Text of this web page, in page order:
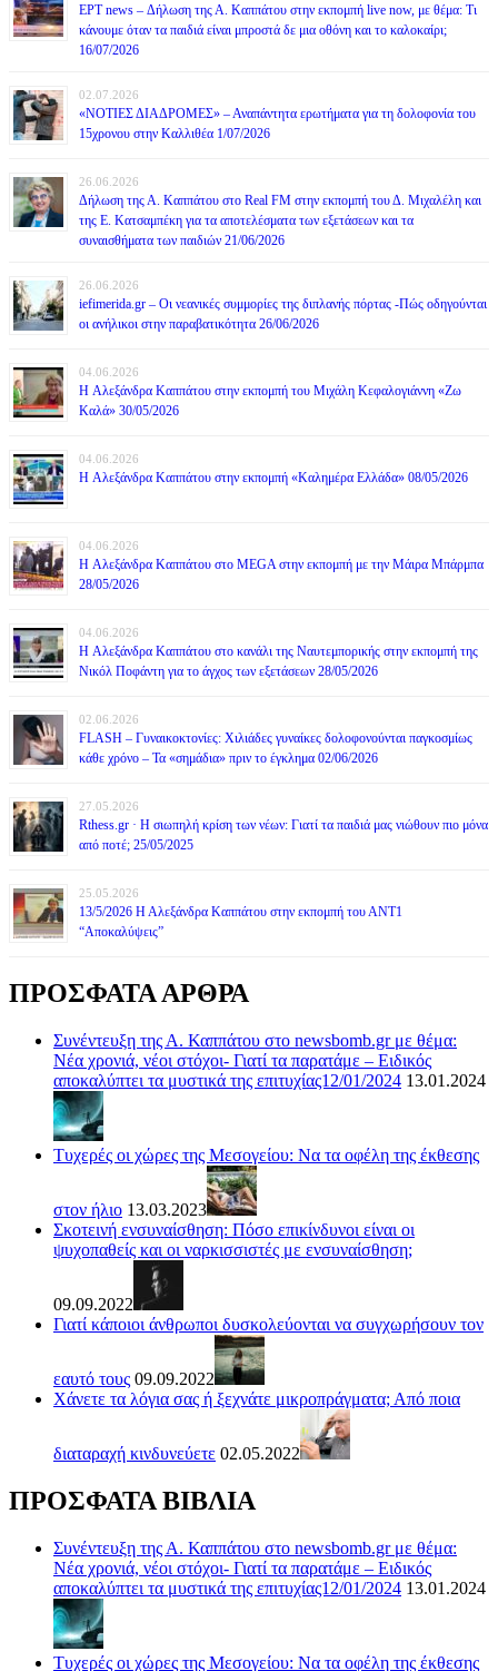
ΕΡΤ news – Δήλωση της Α. Καππάτου στην εκπομπή live now, με θέμα: Τι
κάνουμε όταν τα παιδιά είναι μπροστά δε μια οθόνη και το καλοκαίρι;
16/07/2026
02.07.2026
«ΝΟΤΙΕΣ ΔΙΑΔΡΟΜΕΣ» – Αναπάντητα ερωτήματα για τη δολοφονία του
15χρονου στην Καλλιθέα 1/07/2026
26.06.2026
Δήλωση της Α. Καππάτου στο Real FM στην εκπομπή του Δ. Μιχαλέλη και
της Ε. Κατσαμπέκη για τα αποτελέσματα των εξετάσεων και τα
συναισθήματα των παιδιών 21/06/2026
26.06.2026
iefimerida.gr – Οι νεανικές συμμορίες της διπλανής πόρτας -Πώς οδηγούνται
οι ανήλικοι στην παραβατικότητα 26/06/2026
04.06.2026
H Αλεξάνδρα Καππάτου στην εκπομπή του Μιχάλη Κεφαλογιάννη «Ζω
Καλά» 30/05/2026
04.06.2026
H Αλεξάνδρα Καππάτου στην εκπομπή «Καλημέρα Ελλάδα» 08/05/2026
04.06.2026
H Αλεξάνδρα Καππάτου στο MEGA στην εκπομπή με την Μάιρα Mπάρμπα
28/05/2026
04.06.2026
H Αλεξάνδρα Καππάτου στο κανάλι της Ναυτεμπορικής στην εκπομπή της
Νικόλ Ποφάντη για το άγχος των εξετάσεων 28/05/2026
02.06.2026
FLASH – Γυναικοκτονίες: Χιλιάδες γυναίκες δολοφονούνται παγκοσμίως
κάθε χρόνο – Τα «σημάδια» πριν το έγκλημα 02/06/2026
27.05.2026
Rthess.gr · Η σιωπηλή κρίση των νέων: Γιατί τα παιδιά μας νιώθουν πιο μόνα
από ποτέ; 25/05/2025
25.05.2026
13/5/2026 Η Αλεξάνδρα Καππάτου στην εκπομπή του ΑΝΤ1
“Αποκαλύψεις”
ΠΡΟΣΦΑΤΑ ΑΡΘΡΑ
Συνέντευξη της Α. Καππάτου στο newsbomb.gr με θέμα:
Νέα χρονιά, νέοι στόχοι- Γιατί τα παρατάμε – Ειδικός
αποκαλύπτει τα μυστικά της επιτυχίας12/01/2024 13.01.2024
Τυχερές οι χώρες της Μεσογείου: Να τα οφέλη της έκθεσης
στον ήλιο 13.03.2023
Σκοτεινή ενσυναίσθηση: Πόσο επικίνδυνοι είναι οι
ψυχοπαθείς και οι ναρκισσιστές με ενσυναίσθηση;
09.09.2022
Γιατί κάποιοι άνθρωποι δυσκολεύονται να συγχωρήσουν τον
εαυτό τους 09.09.2022
Χάνετε τα λόγια σας ή ξεχνάτε μικροπράγματα; Από ποια
διαταραχή κινδυνεύετε 02.05.2022
ΠΡΟΣΦΑΤΑ ΒΙΒΛΙΑ
Συνέντευξη της Α. Καππάτου στο newsbomb.gr με θέμα:
Νέα χρονιά, νέοι στόχοι- Γιατί τα παρατάμε – Ειδικός
αποκαλύπτει τα μυστικά της επιτυχίας12/01/2024 13.01.2024
Τυχερές οι χώρες της Μεσογείου: Να τα οφέλη της έκθεσης